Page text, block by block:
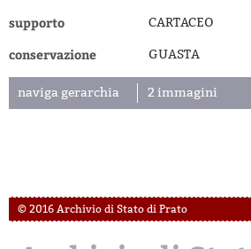
supporto CARTACEO
conservazione GUASTA
naviga gerarchia 2 immagini
© 2016 Archivio di Stato di Prato